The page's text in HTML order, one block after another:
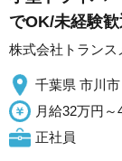
でOK/未経験
株式会社トランス
千葉県 市川市
月給32万円～
正社員